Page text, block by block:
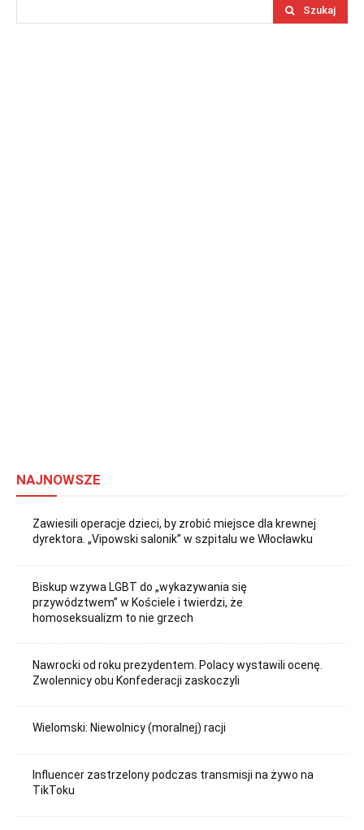
Szukaj
NAJNOWSZE
Zawiesili operacje dzieci, by zrobić miejsce dla krewnej
dyrektora. „Vipowski salonik” w szpitalu we Włocławku
Biskup wzywa LGBT do „wykazywania się
przywództwem” w Kościele i twierdzi, że
homoseksualizm to nie grzech
Nawrocki od roku prezydentem. Polacy wystawili ocenę.
Zwolennicy obu Konfederacji zaskoczyli
Wielomski: Niewolnicy (moralnej) racji
Influencer zastrzelony podczas transmisji na żywo na
TikToku